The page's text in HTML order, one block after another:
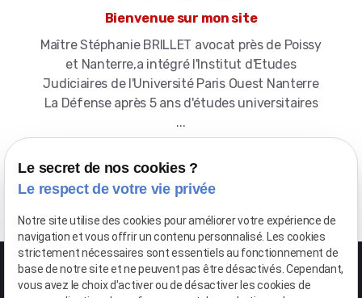
Bienvenue sur mon site
Maître Stéphanie BRILLET avocat près de Poissy
et Nanterre,a intégré l'Institut d'Etudes
Judiciaires de l'Université Paris Ouest Nanterre
La Défense après 5 ans d'études universitaires
...
Voir cette actualité
Le secret de nos cookies ?
Le respect de votre vie privée
Notre site utilise des cookies pour améliorer votre expérience de
navigation et vous offrir un contenu personnalisé. Les cookies
strictement nécessaires sont essentiels au fonctionnement de
base de notre site et ne peuvent pas être désactivés. Cependant,
vous avez le choix d'activer ou de désactiver les cookies de